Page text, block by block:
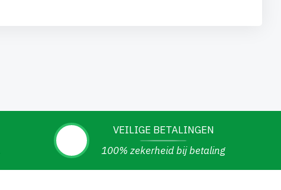
VEILIGE BETALINGEN
100% zekerheid bij betaling